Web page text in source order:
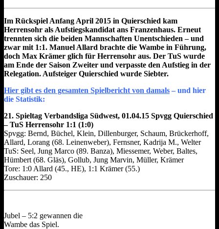
Im Rückspiel Anfang April 2015 in Quierschied kam
Herrensohr als Aufstiegskandidat ans Franzenhaus. Erneut
trennten sich die beiden Mannschaften Unentschieden – und
zwar mit 1:1. Manuel Allard brachte die Wambe in Führung,
doch Max Krämer glich für Herrensohr aus. Der TuS wurde
am Ende der Saison Zweiter und verpasste den Aufstieg in der
Relegation. Aufsteiger Quierschied wurde Siebter.
Hier gibt es den gesamten Spielbericht von damals – und hier
die Statistik:
21. Spieltag Verbandsliga Südwest, 01.04.15 Spvgg Quierschied
– TuS Herrensohr 1:1 (1:0)
Spvgg: Bernd, Büchel, Klein, Dillenburger, Schaum, Brückerhoff,
Allard, Lorang (68. Leinenweber), Fernsner, Kadrija M., Welter
TuS: Seel, Jung Marco (89. Banza), Miessemer, Weber, Baltes,
Hümbert (68. Gläs), Gollub, Jung Marvin, Müller, Krämer
Tore: 1:0 Allard (45., HE), 1:1 Krämer (55.)
Zuschauer: 250
Jubel – 5:2 gewannen die
Wambe das Spiel.